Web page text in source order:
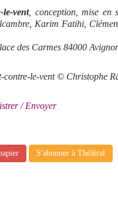
le-vent, conception, mise en
Karim Fatihi,
des Carmes 84000
contre-le-vent © Christophe
/ Envoyer
S'abonner à Théâtral